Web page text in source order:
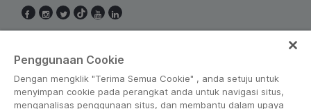
Penggunaan Cookie
Dengan mengklik "Terima Semua Cookie" , anda setuju untuk
menyimpan cookie pada perangkat anda untuk navigasi situs,
menganalisas penggunaan situs, dan membantu dalam upaya